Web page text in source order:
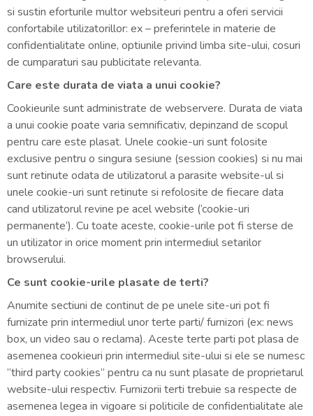
si sustin eforturile multor websiteuri pentru a oferi servicii
confortabile utilizatorillor: ex – preferintele in materie de
confidentialitate online, optiunile privind limba site-ului, cosuri
de cumparaturi sau publicitate relevanta.
Care este durata de viata a unui cookie?
Cookieurile sunt administrate de webservere. Durata de viata
a unui cookie poate varia semnificativ, depinzand de scopul
pentru care este plasat. Unele cookie-uri sunt folosite
exclusive pentru o singura sesiune (session cookies) si nu mai
sunt retinute odata de utilizatorul a parasite website-ul si
unele cookie-uri sunt retinute si refolosite de fiecare data
cand utilizatorul revine pe acel website (‘cookie-uri
permanente’). Cu toate aceste, cookie-urile pot fi sterse de
un utilizator in orice moment prin intermediul setarilor
browserului.
Ce sunt cookie-urile plasate de terti?
Anumite sectiuni de continut de pe unele site-uri pot fi
furnizate prin intermediul unor terte parti/ furnizori (ex: news
box, un video sau o reclama). Aceste terte parti pot plasa de
asemenea cookieuri prin intermediul site-ului si ele se numesc
“third party cookies” pentru ca nu sunt plasate de proprietarul
website-ului respectiv. Furnizorii terti trebuie sa respecte de
asemenea legea in vigoare si politicile de confidentialitate ale